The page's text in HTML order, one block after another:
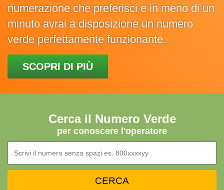
numerazione che preferisci e in meno di un
minuto avrai a disposizione un numero
verde perfettamente funzionante.
SCOPRI DI PIÙ
Cerca il Numero Verde
per conoscere l'operatore